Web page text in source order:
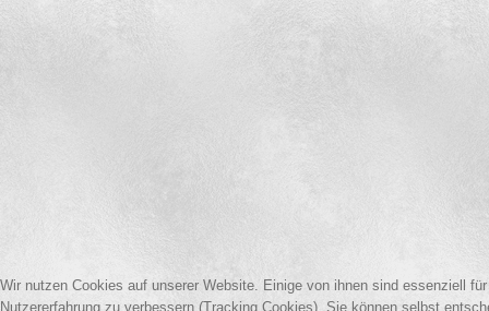
Wir nutzen Cookies auf unserer Website. Einige von ihnen sind essenziell
Nutzererfahrung zu verbessern (Tracking Cookies). Sie können selbst